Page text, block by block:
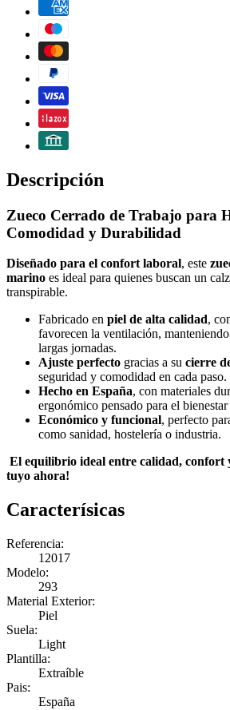
Descripción
Zueco Cerrado de Trabajo para
Comodidad y Durabilidad
Diseñado para el confort laboral, este
marino es ideal para quienes buscan un
transpirable.
Fabricado en piel de alta calidad,
favorecen la ventilación,
largas jornadas.
Ajuste perfecto gracias a su cierre
seguridad y comodidad en cada paso.
Hecho en España, con materiales
ergonómico pensado para el
Económico y funcional, perfecto
como sanidad, hostelería o industria.
El equilibrio ideal entre calidad, confort
tuyo ahora!
Caracterísicas
Referencia:
12017
Modelo:
293
Material Exterior:
Piel
Suela:
Light
Plantilla:
Extraíble
Pais:
España